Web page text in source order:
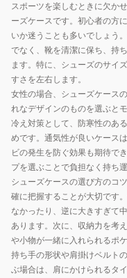
ー
ズ
バ
ッ
グ
4S0004-
LABG-
921ST
スポーツを楽しむときに欠か
ーズケースです。初心者の方
いか迷うことも多いでしょう
でなく、靴を清潔に保ち、持
ます。特に、シューズのサイ
すさを左右します。
女性の場合、シューズケース
れなデザインのものを選ぶと
冷え対策として、防寒性のあ
めです。通気性が良いケース
ビの発生を防ぐ効果も期待で
プを選ぶことで負担なく持ち運
シューズケースの選び方のコ
確に把握することが大切です
なかったり、逆に大きすぎて
あります。次に、収納力を考
や小物が一緒に入れられるポ
持ち手の形状や肩掛けベルト
ぶ場合は、肩にかけられるタ